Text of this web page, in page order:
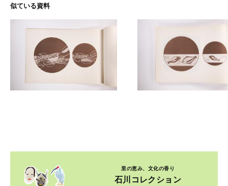
似ている資料
里の恵み、文化の香り
石川コレクション